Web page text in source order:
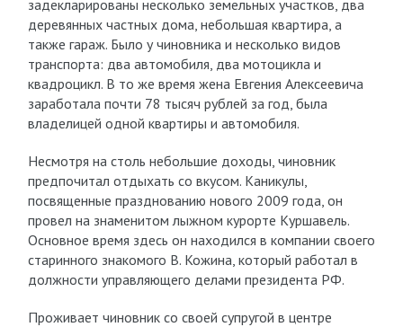
задекларированы несколько земельных участков, два
деревянных частных дома, небольшая квартира, а
также гараж. Было у чиновника и несколько видов
транспорта: два автомобиля, два мотоцикла и
квадроцикл. В то же время жена Евгения Алексеевича
заработала почти 78 тысяч рублей за год, была
владелицей одной квартиры и автомобиля.
Несмотря на столь небольшие доходы, чиновник
предпочитал отдыхать со вкусом. Каникулы,
посвященные празднованию нового 2009 года, он
провел на знаменитом лыжном курорте Куршавель.
Основное время здесь он находился в компании своего
старинного знакомого В. Кожина, который работал в
должности управляющего делами президента РФ.
Проживает чиновник со своей супругой в центре